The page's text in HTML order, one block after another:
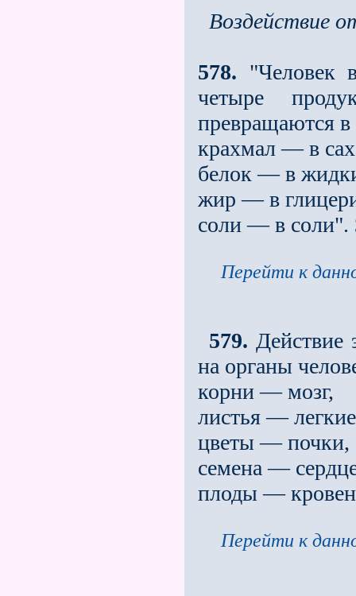
Воздействие
578. "Человек
четыре
превращаются в
крахмал — в
белок — в
жир — в
соли — в соли".
Перейти к
579. Действие
на органы
корни — мозг,
листья —
цветы — почки,
семена —
плоды —
Перейти к